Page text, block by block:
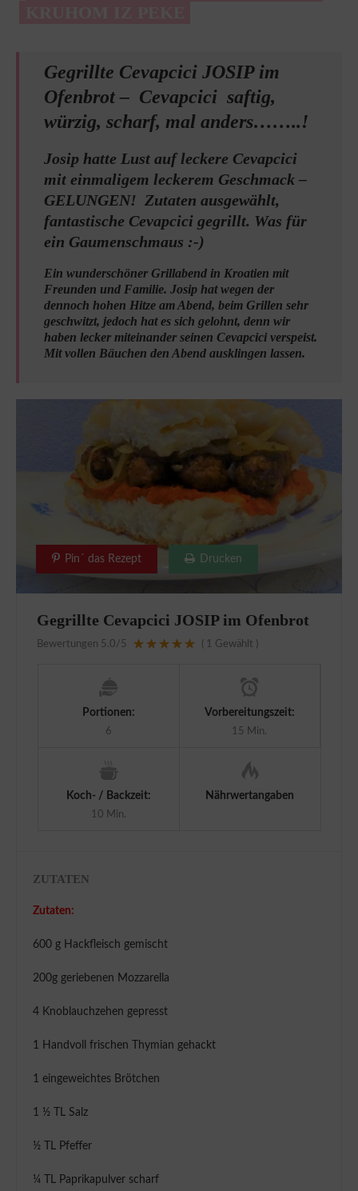
Gegrillte Cevapcici JOSIP im
Ofenbrot – Cevapcici saftig,
würzig, scharf, mal anders……..!
Josip hatte Lust auf leckere Cevapcici
mit einmaligem leckerem Geschmack –
GELUNGEN! Zutaten ausgewählt,
fantastische Cevapcici gegrillt. Was für
ein Gaumenschmaus :-)
Ein wunderschöner Grillabend in Kroatien mit
Freunden und Familie. Josip hat wegen der
dennoch hohen Hitze am Abend, beim Grillen sehr
geschwitzt, jedoch hat es sich gelohnt, denn wir
haben lecker miteinander seinen Cevapcici verspeist.
Mit vollen Bäuchen den Abend ausklingen lassen.
Pin´ das Rezept Drucken
Gegrillte Cevapcici JOSIP im Ofenbrot
Bewertungen 5.0/5 1 Gewählt )
Portionen:
6
Vorbereitungszeit:
15 Min.
Koch- / Backzeit:
10 Min.
Nährwertangaben
ZUTATEN
Zutaten:
600 g Hackfleisch gemischt
200g geriebenen Mozzarella
4 Knoblauchzehen gepresst
1 Handvoll frischen Thymian gehackt
1 eingeweichtes Brötchen
1 ½ TL Salz
½ TL Pfeffer
¼ TL Paprikapulver scharf